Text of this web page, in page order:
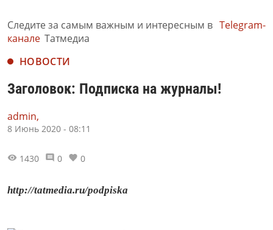
Следите за самым важным и интересным в Telegram-
канале Татмедиа
НОВОСТИ
Заголовок: Подписка на журналы!
admin,
8 Июнь 2020 - 08:11
1430 0 0
http://tatmedia.ru/podpiska